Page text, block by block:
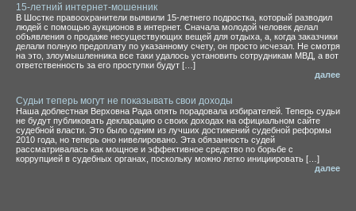
15-летний интернет-мошенник
В Шостке правоохранители выявили 15-летнего подростка, который разводил
людей с помощью аукционов в интернет. Сначала молодой человек делал
объявления о продаже несуществующих вещей для отдыха, а, когда заказчики
делали полную предоплату по указанному счету, он просто исчезал. Не смотря
на это, злоумышленника все таки удалось установить сотрудникам МВД, а вот
ответственность за его проступки будут […]
далее
Судьи теперь могут не показывать свои доходы
Наша доблестная Верховна Рада опять порадовала избирателей. Теперь судьи
не будут публиковать декларацию о своих доходах на официальном сайте
судебной власти. Это было одним из лучших достижений судебной реформы
2010 года, но теперь оно нивелировано. Эта обязанность судей
рассматривалась как мощное и эффективное средство по борьбе с
коррупцией в судебных органах, поскольку можно легко инициировать […]
далее